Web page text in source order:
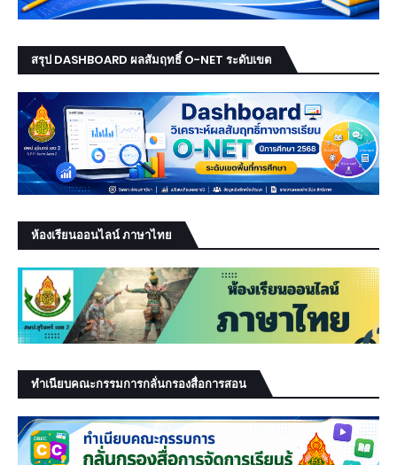
สรุป DASHBOARD ผลสัมฤทธิ์ O-NET ระดับเขต
ห้องเรียนออนไลน์ ภาษาไทย
ทำเนียบคณะกรรมการกลั่นกรองสื่อการสอน